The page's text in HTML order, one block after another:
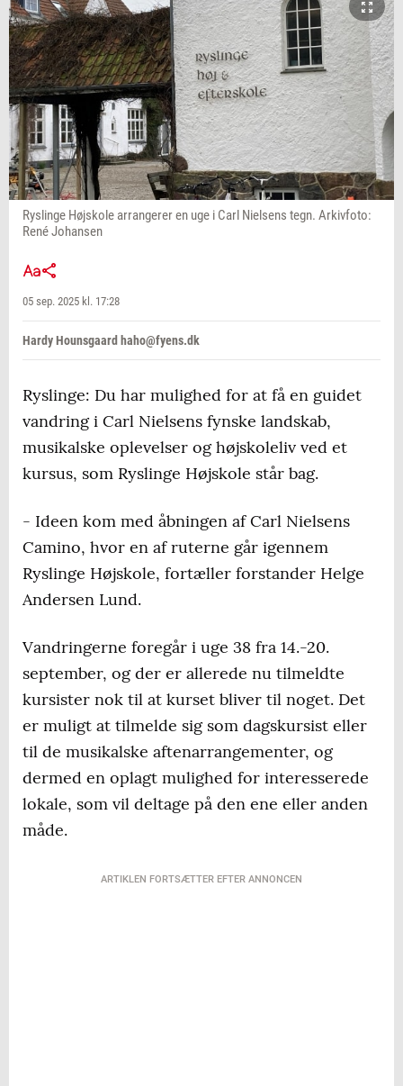
Ryslinge Højskole arrangerer en uge i Carl Nielsens tegn. Arkivfoto:
René Johansen
05 sep. 2025 kl. 17:28
Hardy Hounsgaard haho@fyens.dk
Ryslinge: Du har mulighed for at få en guidet
vandring i Carl Nielsens fynske landskab,
musikalske oplevelser og højskoleliv ved et
kursus, som Ryslinge Højskole står bag.
- Ideen kom med åbningen af Carl Nielsens
Camino, hvor en af ruterne går igennem
Ryslinge Højskole, fortæller forstander Helge
Andersen Lund.
Vandringerne foregår i uge 38 fra 14.-20.
september, og der er allerede nu tilmeldte
kursister nok til at kurset bliver til noget. Det
er muligt at tilmelde sig som dagskursist eller
til de musikalske aftenarrangementer, og
dermed en oplagt mulighed for interesserede
lokale, som vil deltage på den ene eller anden
måde.
ARTIKLEN FORTSÆTTER EFTER ANNONCEN